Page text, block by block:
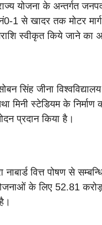
योजना के अन्तर्गत
1 से खादर तक मोटर
स्वीकृत किये जाने का
सिंह जीना
मिनी स्टेडियम के
प्रदान किया है।
नाबार्ड वित्त पोषण से
के लिए 52.81